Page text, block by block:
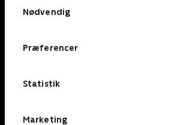
Nødvendig
Præferencer
Statistik
Marketing